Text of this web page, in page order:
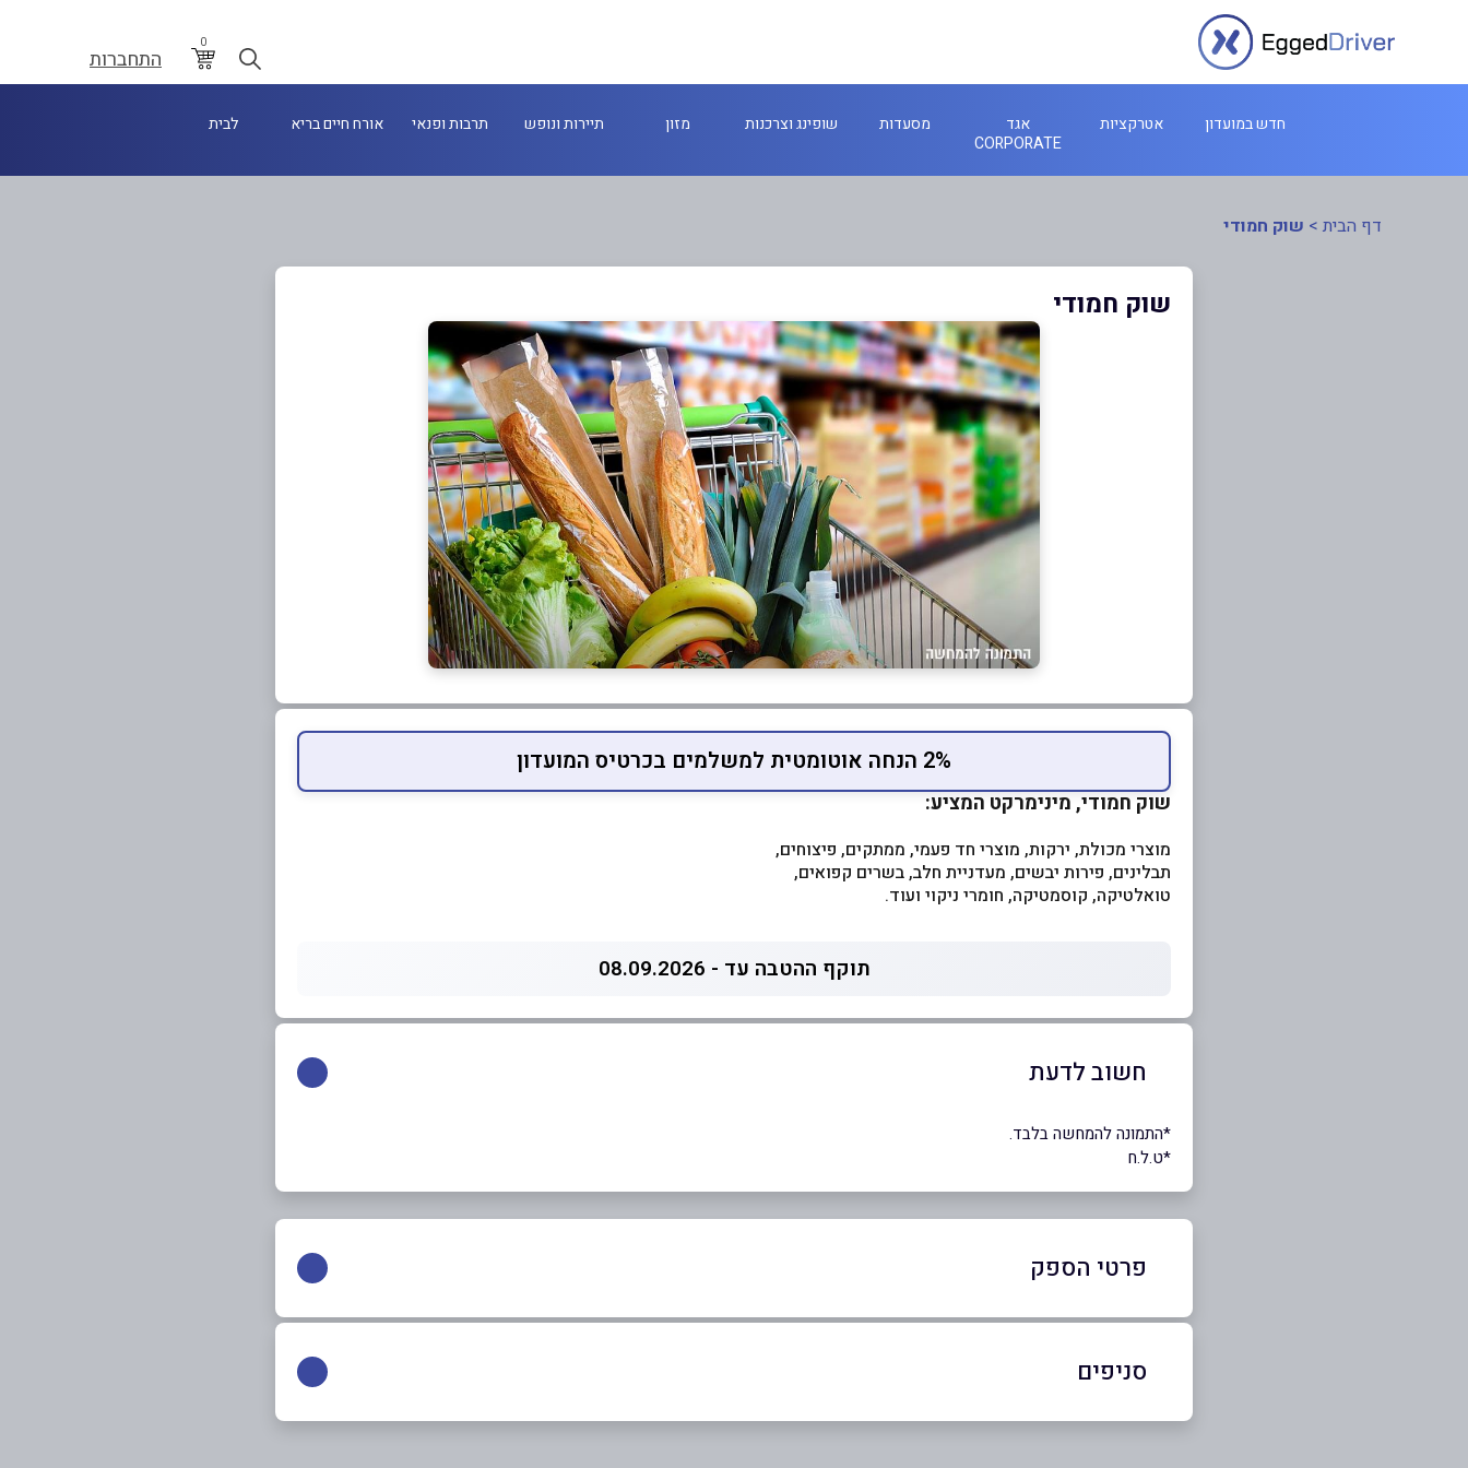
0
התחברות
חדש במועדון אטרקציות
אגד
CORPORATE
מסעדות שופינג וצרכנות מזון תיירות ונופש תרבות ופנאי אורח חיים בריא לבית
דף הבית > שוק חמודי
שוק חמודי
2% הנחה אוטומטית למשלמים בכרטיס המועדון
שוק חמודי, מינימרקט המציע:
מוצרי מכולת, ירקות, מוצרי חד פעמי, ממתקים, פיצוחים,
תבלינים, פירות יבשים, מעדניית חלב, בשרים קפואים,
טואלטיקה, קוסמטיקה, חומרי ניקוי ועוד.
תוקף ההטבה עד - 08.09.2026
חשוב לדעת
*התמונה להמחשה בלבד.
*ט.ל.ח
פרטי הספק
סניפים